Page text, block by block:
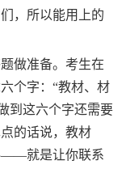
，所以能用上的
做准备。考生在
个字：“教材、材
到这六个字还需要
的话说，教材
——就是让你联系